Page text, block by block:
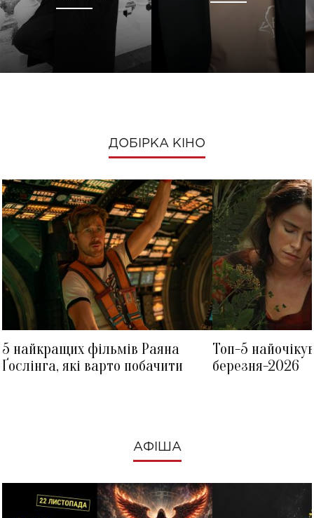
ДОБІРКА КІНО
5 найкращих фільмів Раяна
Ґослінга, які варто побачити
Топ-5
березня-2026
АФІША